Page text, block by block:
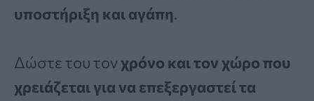
υποστήριξη και αγάπη.
Δώστε του τον χρόνο και τον χώρο που
χρειάζεται για να επεξεργαστεί τα